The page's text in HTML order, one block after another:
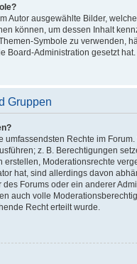
Autor ausgewählte Bilder,
können, um dessen Inhalt
Symbole zu verwenden,
Board-Administration gesetzt hat.
Gruppen
umfassendsten Rechte im
z. B. Berechtigungen
erstellen, Moderationsrechte
hat, sind allerdings davon
des Forums oder ein anderer
auch volle
Recht erteilt wurde.